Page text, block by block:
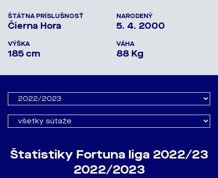
ŠTÁTNA PRÍSLUŠNOSŤ
Čierna Hora
NARODENÝ
5. 4. 2000
VÝŠKA
185 cm
VÁHA
88 Kg
Štatistiky Fortuna liga 2022/23
2022/2023